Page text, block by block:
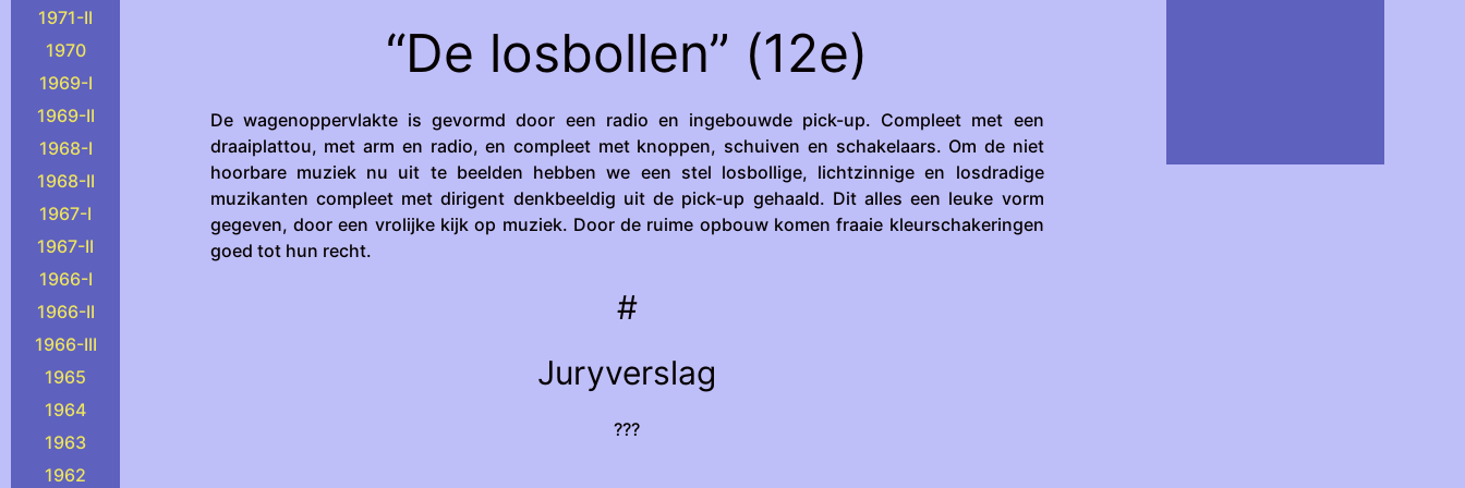
1971-II
1970
1969-I
1969-II
1968-I
1968-II
1967-I
1967-II
1966-I
1966-II
1966-III
1965
1964
1963
1962
“De losbollen” (12e)
De wagenoppervlakte is gevormd door een radio en ingebouwde pick-up. Compleet met een
draaiplattou, met arm en radio, en compleet met knoppen, schuiven en schakelaars. Om de niet
hoorbare muziek nu uit te beelden hebben we een stel losbollige, lichtzinnige en losdradige
muzikanten compleet met dirigent denkbeeldig uit de pick-up gehaald. Dit alles een leuke vorm
gegeven, door een vrolijke kijk op muziek. Door de ruime opbouw komen fraaie kleurschakeringen
goed tot hun recht.
#
Juryverslag
???